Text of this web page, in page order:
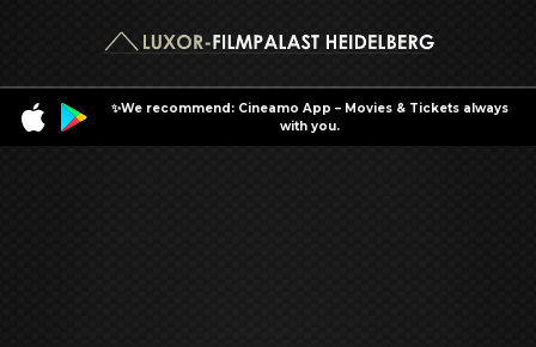
✨We recommend: Cineamo App – Movies & Tickets always
with you.